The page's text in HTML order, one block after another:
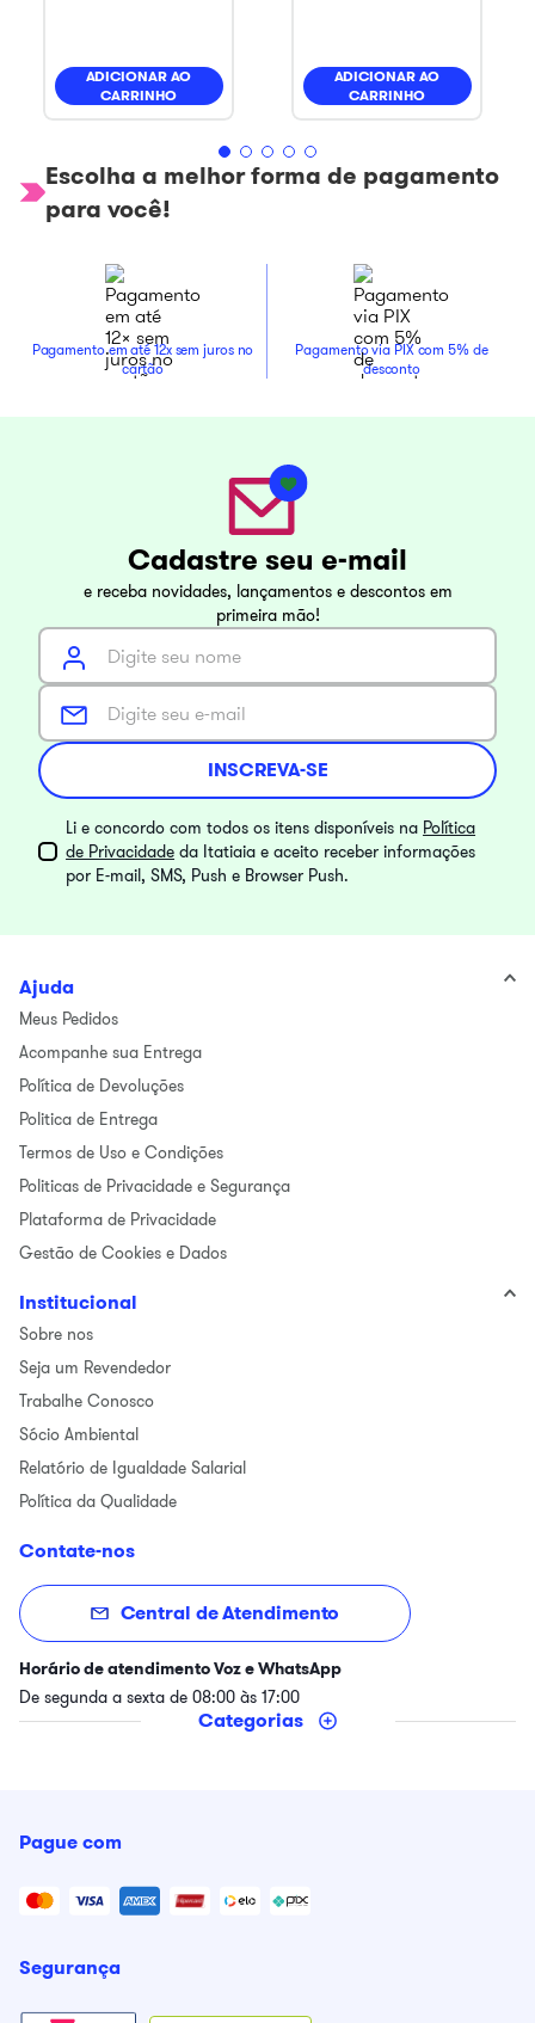
ADICIONAR AO
CARRINHO
ADICIONAR AO
CARRINHO
Escolha a melhor forma de pagamento
para você!
Pagamento em até 12x sem juros no
cartão
Pagamento via PIX com 5% de
desconto
Cadastre seu e-mail
e receba novidades, lançamentos e descontos em
primeira mão!
INSCREVA-SE
Li e concordo com todos os itens disponíveis na Política
de Privacidade da Itatiaia e aceito receber informações
por E-mail, SMS, Push e Browser Push.
Ajuda
Meus Pedidos
Acompanhe sua Entrega
Política de Devoluções
Politica de Entrega
Termos de Uso e Condições
Politicas de Privacidade e Segurança
Plataforma de Privacidade
Gestão de Cookies e Dados
Institucional
Sobre nos
Seja um Revendedor
Trabalhe Conosco
Sócio Ambiental
Relatório de Igualdade Salarial
Política da Qualidade
Contate-nos
Central de Atendimento
Horário de atendimento Voz e WhatsApp
De segunda a sexta de 08:00 às 17:00
Categorias
Pague com
Segurança